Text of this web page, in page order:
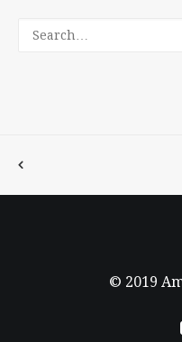
© 2019